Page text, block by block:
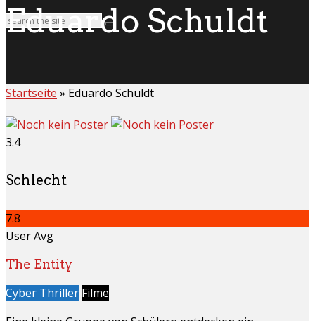
Eduardo Schuldt
Startseite » Eduardo Schuldt
3.4
Schlecht
7.8
User Avg
The Entity
Cyber Thriller Filme